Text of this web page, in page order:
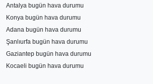
Antalya bugün hava durumu
Konya bugün hava durumu
Adana bugün hava durumu
Şanlıurfa bugün hava durumu
Gaziantep bugün hava durumu
Kocaeli bugün hava durumu